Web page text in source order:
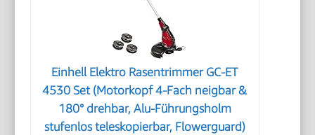
Einhell Elektro Rasentrimmer GC-ET
4530 Set (Motorkopf 4-Fach neigbar &
180° drehbar, Alu-Führungsholm
stufenlos teleskopierbar, Flowerguard)